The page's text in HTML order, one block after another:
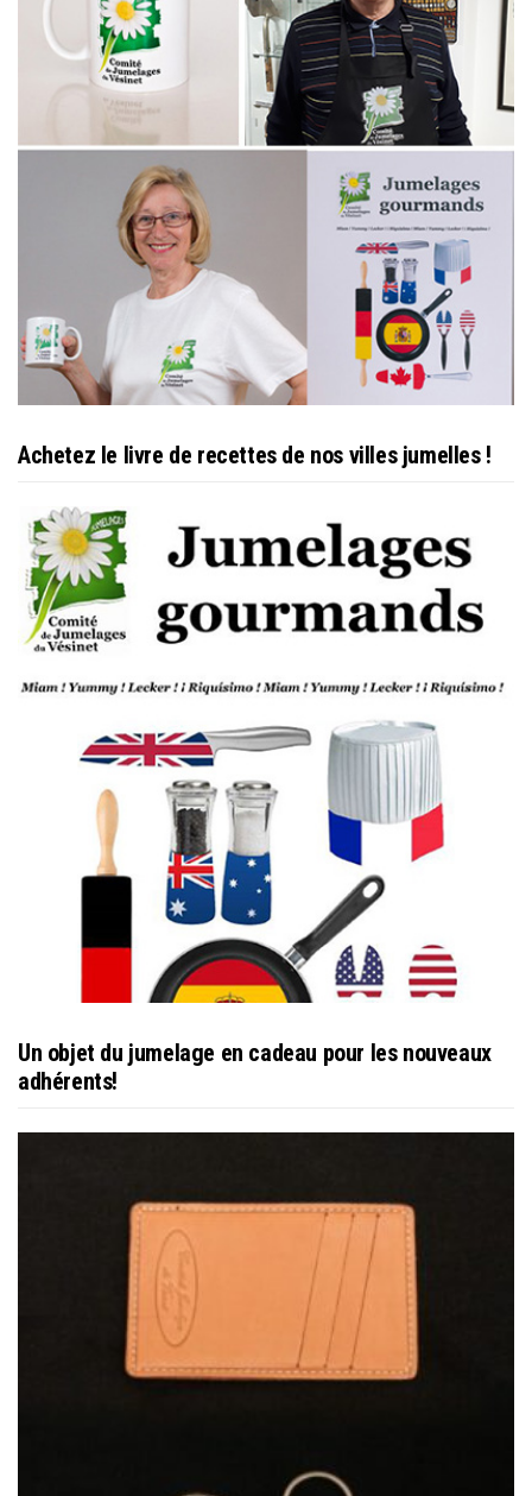
Achetez le livre de recettes de nos villes jumelles !
Un objet du jumelage en cadeau pour les nouveaux
adhérents!